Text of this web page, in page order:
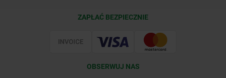
ZAPŁAĆ BEZPIECZNIE
OBSERWUJ NAS